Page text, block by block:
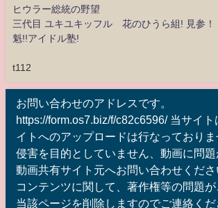
ヒウラー総統の野望
三代目 ユキユキッフル 花のひうら組! 見参！
魁!!アイドル塾!
t112
お問い合わせのアドレスです。
https://form.os7.biz/f/c82c6596/ 当サイ
イトへのアップロードは行なっており
侵害を目的としていません、動画に問
動画共有サイト元へお問い合わせくだ
コンテンツに関して、著作権等の問題
当該ページを削除しますのでご連絡く